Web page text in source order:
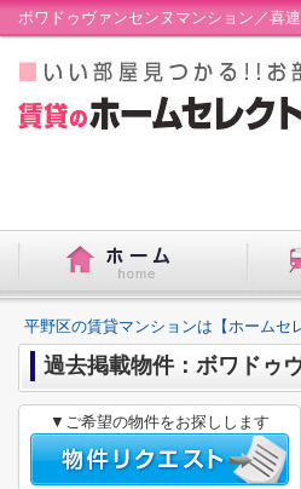
ボワドゥヴァンセンヌマンション／喜
平野区の賃貸マンションは【ホームセ
過去掲載物件：ボワドゥ
▼ご希望の物件をお探しします